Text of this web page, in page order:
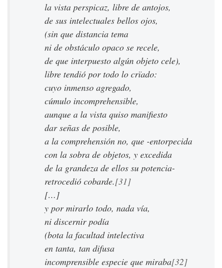
la vista perspicaz, libre de antojos,
de sus intelectuales bellos ojos,
(sin que distancia tema
ni de obstáculo opaco se recele,
de que interpuesto algún objeto cele),
libre tendió por todo lo crïado:
cuyo inmenso agregado,
cúmulo incomprehensible,
aunque a la vista quiso manifiesto
dar señas de posible,
a la comprehensión no, que -entorpecida
con la sobra de objetos, y excedida
de la grandeza de ellos su potencia-
retrocedió cobarde.[31]
[…]
y por mirarlo todo, nada vía,
ni discernir podía
(bota la facultad intelectiva
en tanta, tan difusa
incomprensible especie que miraba[32]